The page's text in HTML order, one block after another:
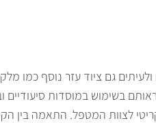
גם ציוד עזר נוסף כמו
בשימוש במוסדות סיעודיים
לצוות המטפל. התאמה בין